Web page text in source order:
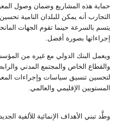
حماية هذه المشاريع وضمان وصول
التجارب أنه يمكن للبلدان النامية
يتسم بالسرعة حينما تقوم الجهات
إجراءاتها بصورة أفضل.
ويعمل البنك الدولي مع غيره من
والقطاع الخاص والمجتمع المدني
لتحسين تنسيق سياسات وإجراءات
المستويين الإقليمي والعالمي.